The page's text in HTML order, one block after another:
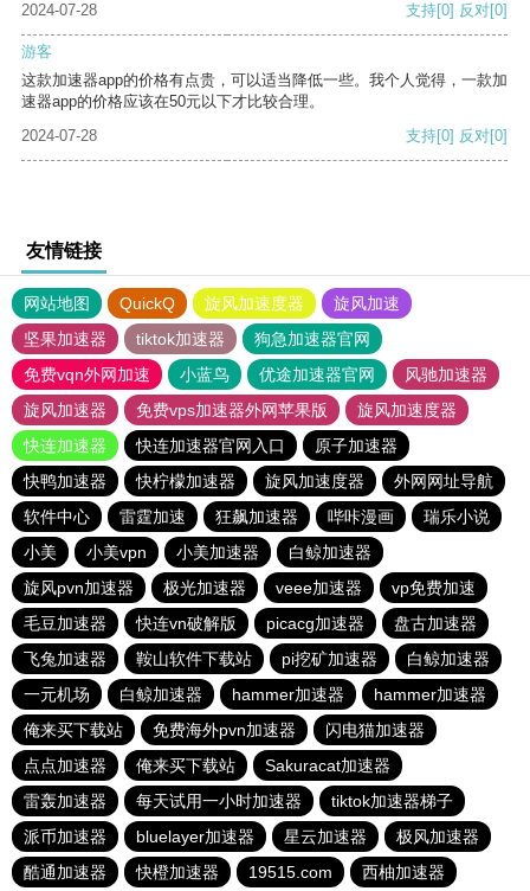
2024-07-28 支持[0] 反对[0]
游客
这款加速器app的价格有点贵，可以适当降低一些。我个人觉得，一款加
速器app的价格应该在50元以下才比较合理。
2024-07-28
支持[0] 反对[0]
友情链接
网站地图 QuickQ 旋风加速度器
旋风加速
坚果加速器
tiktok加速器
狗急加速器官网
免费vqn外网加速
小蓝鸟 优途加速器官网
风驰加速器
旋风加速器
免费vps加速器外网苹果版
旋风加速度器
快连加速器
快连加速器官网入口
原子加速器
快鸭加速器
快柠檬加速器 旋风加速度器
外网网址导航
软件中心
雷霆加速 狂飙加速器 哔咔漫画
瑞乐小说
小美
小美vpn 小美加速器
白鲸加速器
旋风pvn加速器
极光加速器 veee加速器
vp免费加速
毛豆加速器
快连vn破解版 picacg加速器
盘古加速器
飞兔加速器
鞍山软件下载站 pi挖矿加速器
白鲸加速器
一元机场
白鲸加速器 hammer加速器
hammer加速器
俺来买下载站
免费海外pvn加速器
闪电猫加速器
点点加速器
俺来买下载站
Sakuracat加速器
雷轰加速器
每天试用一小时加速器
tiktok加速器梯子
派币加速器
bluelayer加速器 星云加速器
极风加速器
酷通加速器
快橙加速器 19515.com 西柚加速器